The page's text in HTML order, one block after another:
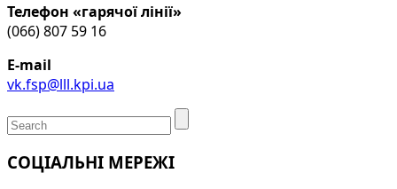
Телефон «гарячої лінії»
(066) 807 59 16
E-mail
vk.fsp@lll.kpi.ua
СОЦІАЛЬНІ МЕРЕЖІ